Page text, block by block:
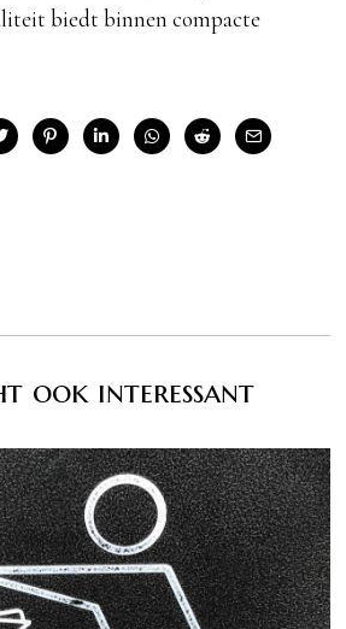
biedt binnen compacte
ook interessant